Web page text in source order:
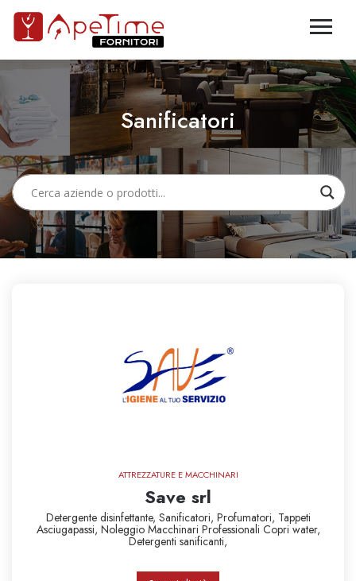
Sanificatori
ATTREZZATURE E MACCHINARI
Save srl
Detergente disinfettante, Sanificatori, Profumatori, Tappeti
Asciugapassi, Noleggio Macchinari Professionali Copri water,
Detergenti sanificanti,